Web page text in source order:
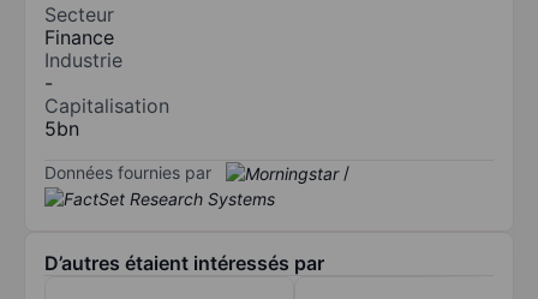
Secteur
Finance
Industrie
-
Capitalisation
5bn
Données fournies par /
D’autres étaient intéressés par